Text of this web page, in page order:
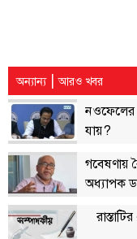
বিতর্কায়ন
নারীকণ্ঠ
চাঁদপুর
কণ্ঠের
প্রতিষ্ঠাবার্ষিকী
ছবি
অন্যান্য | আরও খবর
নওফেলের
যায়?
গবেষণায়
অধ্যাপক